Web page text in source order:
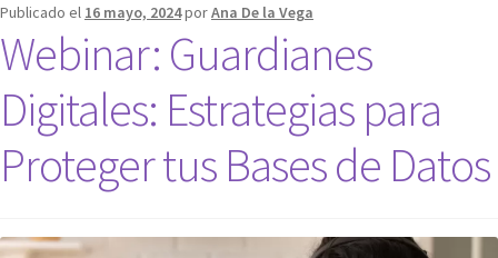
Publicado el 16 mayo, 2024porAna De la Vega
Webinar: Guardianes
Digitales: Estrategias para
Proteger tus Bases de Datos